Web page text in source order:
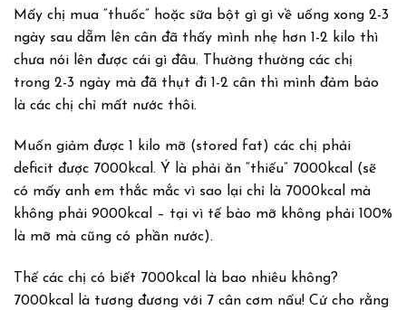
Mấy chị mua “thuốc” hoặc sữa bột gì gì về uống xong 2-3
ngày sau dẵm lên cân đã thấy mình nhẹ hơn 1-2 kilo thì
chưa nói lên được cái gì đâu. Thường thường các chị
trong 2-3 ngày mà đã thụt đi 1-2 cân thì mình đảm bảo
là các chị chỉ mất nước thôi.
Muốn giảm được 1 kilo mỡ (stored fat) các chị phải
deficit được 7000kcal. Ý là phải ăn “thiếu” 7000kcal (sẽ
có mấy anh em thắc mắc vì sao lại chỉ là 7000kcal mà
không phải 9000kcal – tại vì tế bào mỡ không phải 100%
là mỡ mà cũng có phần nước).
Thế các chị có biết 7000kcal là bao nhiêu không?
7000kcal là tương đương với 7 cân cơm nấu! Cứ cho rằng